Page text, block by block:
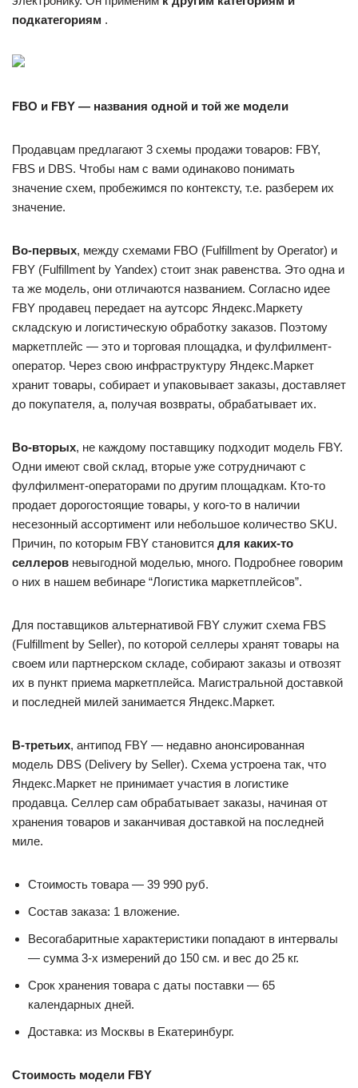
подкатегориям .
FBO и FBY — названия одной и той же модели
Продавцам предлагают 3 схемы продажи товаров: FBY,
FBS и DBS. Чтобы нам с вами одинаково понимать
значение схем, пробежимся по контексту, т.е. разберем их
значение.
Во-первых, между схемами FBO (Fulfillment by Operator) и
FBY (Fulfillment by Yandex) стоит знак равенства. Это одна и
та же модель, они отличаются названием. Согласно идее
FBY продавец передает на аутсорс Яндекс.Маркету
складскую и логистическую обработку заказов. Поэтому
маркетплейс — это и торговая площадка, и фулфилмент-
оператор. Через свою инфраструктуру Яндекс.Маркет
хранит товары, собирает и упаковывает заказы, доставляет
до покупателя, а, получая возвраты, обрабатывает их.
Во-вторых, не каждому поставщику подходит модель FBY.
Одни имеют свой склад, вторые уже сотрудничают с
фулфилмент-операторами по другим площадкам. Кто-то
продает дорогостоящие товары, у кого-то в наличии
несезонный ассортимент или небольшое количество SKU.
Причин, по которым FBY становится для каких-то
селлеров невыгодной моделью, много. Подробнее говорим
о них в нашем вебинаре “Логистика маркетплейсов”.
Для поставщиков альтернативой FBY служит схема FBS
(Fulfillment by Seller), по которой селлеры хранят товары на
своем или партнерском складе, собирают заказы и отвозят
их в пункт приема маркетплейса. Магистральной доставкой
и последней милей занимается Яндекс.Маркет.
В-третьих, антипод FBY — недавно анонсированная
модель DBS (Delivery by Seller). Схема устроена так, что
Яндекс.Маркет не принимает участия в логистике
продавца. Селлер сам обрабатывает заказы, начиная от
хранения товаров и заканчивая доставкой на последней
миле.
Стоимость товара — 39 990 руб.
Состав заказа: 1 вложение.
Весогабаритные характеристики попадают в интервалы
— сумма 3-х измерений до 150 см. и вес до 25 кг.
Срок хранения товара с даты поставки — 65
календарных дней.
Доставка: из Москвы в Екатеринбург.
Стоимость модели FBY